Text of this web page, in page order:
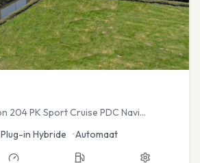
204 PK Sport Cruise PDC Navi
Plug-in Hybride •Automaat